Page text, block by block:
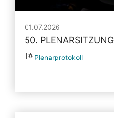
01.07.2026
50. PLENARSITZUNG
Plenarprotokoll